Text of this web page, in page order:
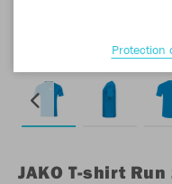
JAKO T-shirt Run
Protection